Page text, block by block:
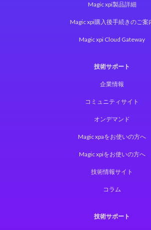
Magic xpi製品詳細
Magic xpi購入後手続きのご案
Magic xpi Cloud Gateway
技術サポート
企業情報
コミュニティサイト
オンデマンド
Magic xpaをお使いの方へ
Magic xpiをお使いの方へ
技術情報サイト
コラム
技術サポート